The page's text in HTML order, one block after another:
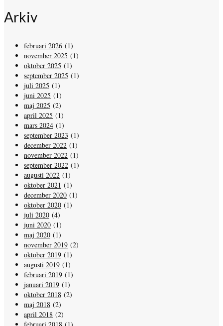
Arkiv
februari 2026 (1)
november 2025 (1)
oktober 2025 (1)
september 2025 (1)
juli 2025 (1)
juni 2025 (1)
maj 2025 (2)
april 2025 (1)
mars 2024 (1)
september 2023 (1)
december 2022 (1)
november 2022 (1)
september 2022 (1)
augusti 2022 (1)
oktober 2021 (1)
december 2020 (1)
oktober 2020 (1)
juli 2020 (4)
juni 2020 (1)
maj 2020 (1)
november 2019 (2)
oktober 2019 (1)
augusti 2019 (1)
februari 2019 (1)
januari 2019 (1)
oktober 2018 (2)
maj 2018 (2)
april 2018 (2)